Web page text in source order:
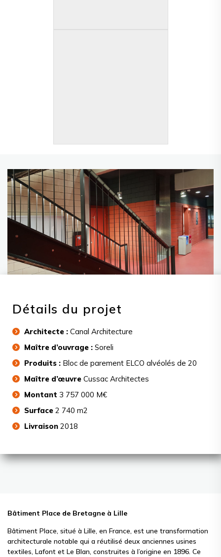
Détails du projet
Architecte : Canal Architecture
Maître d’ouvrage : Soreli
Produits : Bloc de parement ELCO alvéolés de 20
Maître d’œuvre Cussac Architectes
Montant 3 757 000 M€
Surface 2 740 m2
Livraison 2018
Bâtiment Place de Bretagne à Lille
Bâtiment Place, situé à Lille, en France, est une transformation
architecturale notable qui a réutilisé deux anciennes usines
textiles, Lafont et Le Blan, construites à l’origine en 1896. Ce